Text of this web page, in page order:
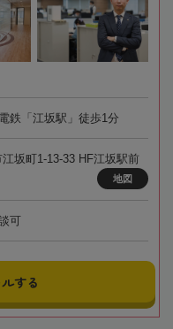
鉄「江坂駅」徒歩1分
坂町1-13-33 HF江坂駅前
地図
可
する